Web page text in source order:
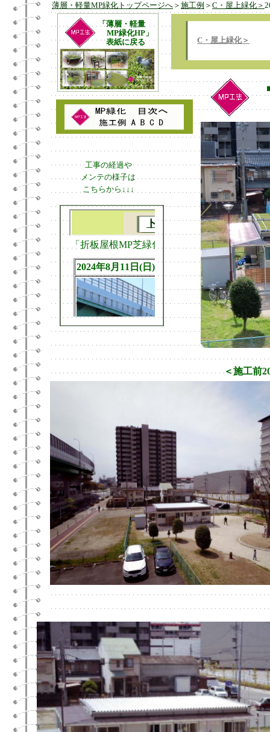
薄層・軽量MP緑化トップページへ ＞ 施工例 ＞ C・屋上緑化＞
＜施工
工事の経過や
メンテの様子は
こちらから↓↓↓
「薄層・軽量
MP緑化HP」
表紙に戻る
C・屋上緑化＞